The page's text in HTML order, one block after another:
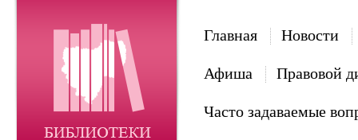
Главная Новости
Афиша Правовой
Часто задаваемые